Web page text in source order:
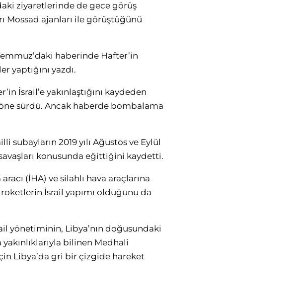
ziyaretlerinde de gece görüş
Mossad ajanları ile görüştüğünü
haberinde Hafter’in
yaptığını yazdı.
İsrail’e yakınlaştığını kaydeden
sürdü. Ancak haberde bombalama
subayların 2019 yılı Ağustos ve Eylül
konusunda eğittiğini kaydetti.
(İHA) ve silahlı hava araçlarına
İsrail yapımı olduğunu da
yönetiminin, Libya’nın doğusundaki
bilinen Medhali
Libya’da gri bir çizgide hareket